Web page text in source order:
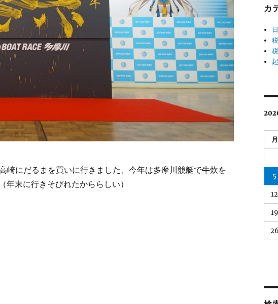
にだるまを買いに行きました、今年は多摩川競艇で牛炊を
年末に行きそびれたかららしい）
カ
月
5
12
19
26